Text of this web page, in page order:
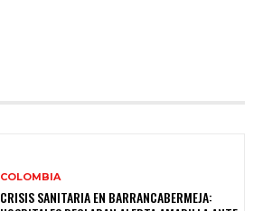
COLOMBIA
CRISIS SANITARIA EN BARRANCABERMEJA: